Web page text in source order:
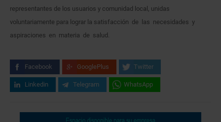
representantes de los usuarios y comunidad local, unidas
voluntariamente para lograr la satisfacción de las necesidades y
aspiraciones en materia de salud.
Facebook GooglePlus Twitter
Linkedin Telegram WhatsApp